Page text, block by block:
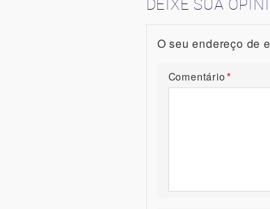
O seu endereço de
Comentário*